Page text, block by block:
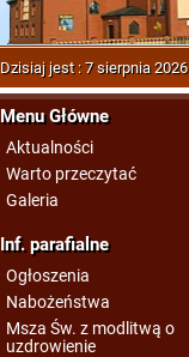
Dzisiaj jest : 7 sierpnia 2026
Menu Główne
Aktualności
Warto przeczytać
Galeria
Inf. parafialne
Ogłoszenia
Nabożeństwa
Msza Św. z modlitwą o
uzdrowienie